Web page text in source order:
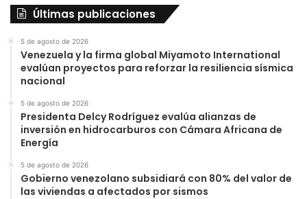
Últimas publicaciones
5 de agosto de 2026
Venezuela y la firma global Miyamoto International
evalúan proyectos para reforzar la resiliencia sísmica
nacional
5 de agosto de 2026
Presidenta Delcy Rodríguez evalúa alianzas de
inversión en hidrocarburos con Cámara Africana de
Energía
5 de agosto de 2026
Gobierno venezolano subsidiará con 80% del valor de
las viviendas a afectados por sismos